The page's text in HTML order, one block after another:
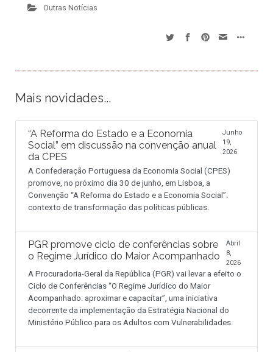
Outras Notícias
Mais novidades...
“A Reforma do Estado e a Economia
Social” em discussão na convenção anual
da CPES
Junho
19,
2026
A Confederação Portuguesa da Economia Social (CPES)
promove, no próximo dia 30 de junho, em Lisboa, a
Convenção “A Reforma do Estado e a Economia Social”.
contexto de transformação das políticas públicas.
PGR promove ciclo de conferências sobre
o Regime Jurídico do Maior Acompanhado
Abril
8,
2026
A Procuradoria-Geral da República (PGR) vai levar a efeito o
Ciclo de Conferências “O Regime Jurídico do Maior
Acompanhado: aproximar e capacitar”, uma iniciativa
decorrente da implementação da Estratégia Nacional do
Ministério Público para os Adultos com Vulnerabilidades.